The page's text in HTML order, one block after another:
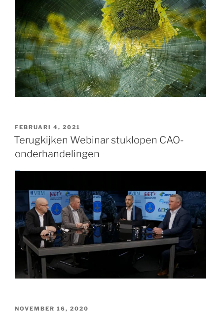
GEPLAATST
OP
FEBRUARI 4, 2021
Terugkijken Webinar stuklopen CAO-
onderhandelingen
GEPLAATST
NOVEMBER 16, 2020